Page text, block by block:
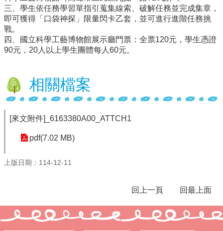
態
行
政
處
課
程
專
關
網
三、學生依任務學習單指引蒐集線索、破解任務並完成集章，
即可獲得「口袋神探」限量閃卡乙套，並可進行進階任務挑
戰。
四、國立科學工藝博物館展示廳門票：全票120元，學生憑證
90元，20人以上學生團體每人60元。
相關檔案
[來文附件]_6163380A00_ATTCH1
pdf(7.02 MB)
上版日期：114-12-11
回上一頁 回最上面